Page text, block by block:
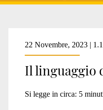
Tag:
22 Novembre, 2023 |
Il linguaggio
Si legge in circa: 5